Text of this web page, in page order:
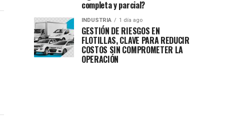
completa y parcial?
INDUSTRIA 1 día ago
GESTIÓN DE RIESGOS EN
FLOTILLAS, CLAVE PARA REDUCIR
COSTOS SIN COMPROMETER LA
OPERACIÓN